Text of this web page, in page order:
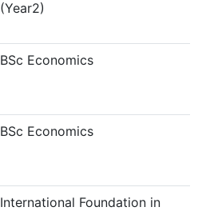
(Year2)
BSc Economics
BSc Economics
International Foundation in